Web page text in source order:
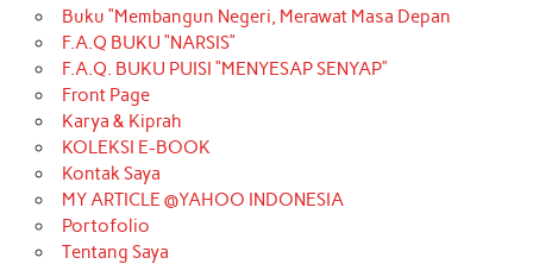
b
o
o
k
a
g
r
a
m
o
k
e
r
e
d
t
e
u
b
Buku “Membangun Negeri, Merawat Masa Depan
F.A.Q BUKU “NARSIS”
F.A.Q. BUKU PUISI “MENYESAP SENYAP”
Front Page
Karya & Kiprah
KOLEKSI E-BOOK
Kontak Saya
MY ARTICLE @YAHOO INDONESIA
Portofolio
Tentang Saya